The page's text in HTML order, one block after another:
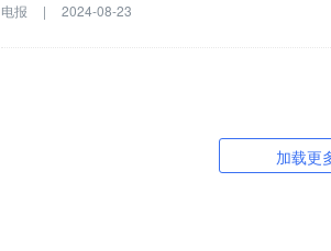
电报 | 2024-08-23
加载更